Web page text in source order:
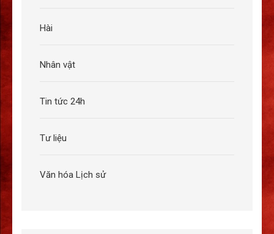
Hài
Nhân vật
Tin tức 24h
Tư liệu
Văn hóa Lịch sử